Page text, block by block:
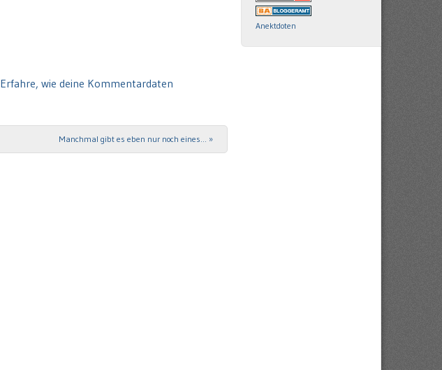
Erfahre, wie deine Kommentardaten
Manchmal gibt es eben nur noch eines… »
Anektdoten